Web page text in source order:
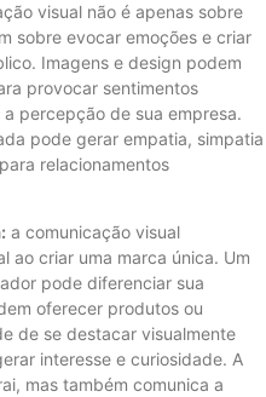
visual não é apenas sobre
sobre evocar emoções e criar
Imagens e design podem
provocar sentimentos
percepção de sua empresa.
pode gerar empatia, simpatia
relacionamentos
a comunicação visual
ao criar uma marca única. Um
pode diferenciar sua
oferecer produtos ou
de se destacar visualmente
interesse e curiosidade. A
mas também comunica a